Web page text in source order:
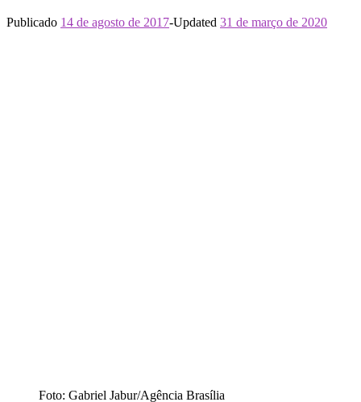
Publicado 14 de agosto de 2017-Updated 31 de março de 2020
Foto: Gabriel Jabur/Agência Brasília